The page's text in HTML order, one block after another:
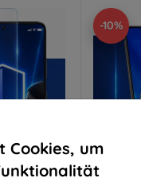
Cookies, um
-10%